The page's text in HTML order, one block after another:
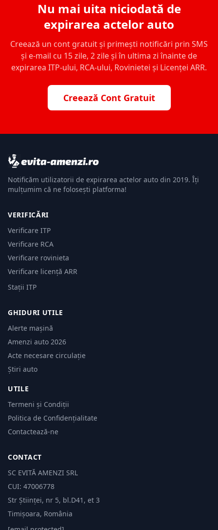
Nu mai uita niciodată de
expirarea actelor auto
Creează un cont gratuit și primești notificări prin SMS
și e-mail cu 15 zile, 2 zile și în ultima zi înainte de
expirarea ITP-ului, RCA-ului, Rovinietei și Licenței ARR.
Creează Cont Gratuit
Notificăm utilizatorii de expirarea actelor auto din 2019. Îți
mulțumim că ne folosești platforma!
VERIFICĂRI
Verificare ITP
Verificare RCA
Verificare rovinieta
Verificare licență ARR
Stații ITP
GHIDURI UTILE
Alerte mașină
Amenzi auto 2026
Acte necesare circulație
Știri auto
UTILE
Termeni și Condiții
Politica de Confidențialitate
Contactează-ne
CONTACT
SC EVITĂ AMENZI SRL
CUI: 47006778
Str Științei, nr 5, bl.D41, et 3
Timișoara, România